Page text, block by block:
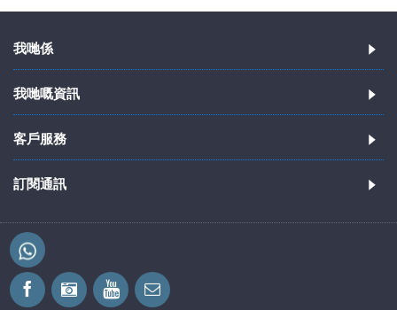
我哋係
我哋嘅資訊
客戶服務
訂閱通訊